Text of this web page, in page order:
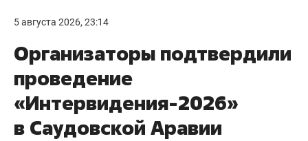
5 августа 2026, 23:14
Организаторы подтвердили
проведение
«Интервидения-2026»
в Саудовской Аравии